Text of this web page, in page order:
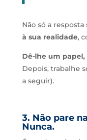
Não só a resposta
à sua realidade,
Dê-lhe um
Depois, trabalhe
a seguir).
3. Não pare
Nunca.